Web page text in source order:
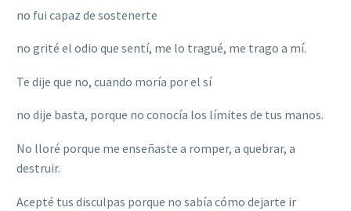
no fui capaz de sostenerte
no grité el odio que sentí, me lo tragué, me trago a mí.
Te dije que no, cuando moría por el sí
no dije basta, porque no conocía los límites de tus manos.
No lloré porque me enseñaste a romper, a quebrar, a
destruir.
Acepté tus disculpas porque no sabía cómo dejarte ir